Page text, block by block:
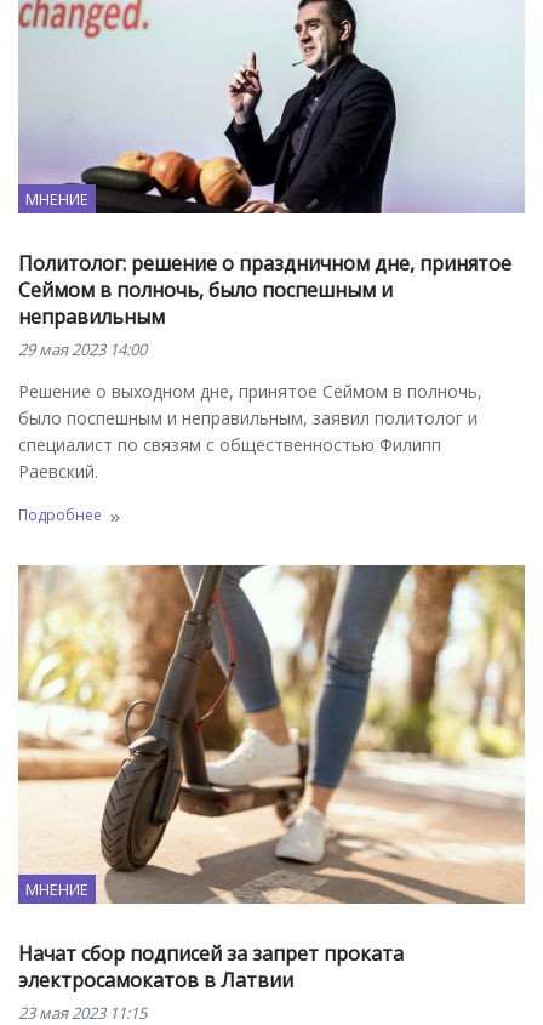
МНЕНИЕ
Политолог: решение о праздничном дне, принятое
Сеймом в полночь, было поспешным и
неправильным
29 мая 2023 14:00
Решение о выходном дне, принятое Сеймом в полночь,
было поспешным и неправильным, заявил политолог и
специалист по связям с общественностью Филипп
Раевский.
Подробнее
МНЕНИЕ
Начат сбор подписей за запрет проката
электросамокатов в Латвии
23 мая 2023 11:15